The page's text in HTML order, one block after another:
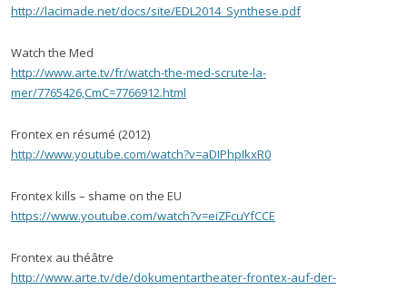
http://lacimade.net/docs/site/EDL2014_Synthese.pdf
Watch the Med
http://www.arte.tv/fr/watch-the-med-scrute-la-
mer/7765426,CmC=7766912.html
Frontex en résumé (2012)
http://www.youtube.com/watch?v=aDIPhpIkxR0
Frontex kills – shame on the EU
https://www.youtube.com/watch?v=eiZFcuYfCCE
Frontex au théâtre
http://www.arte.tv/de/dokumentartheater-frontex-auf-der-